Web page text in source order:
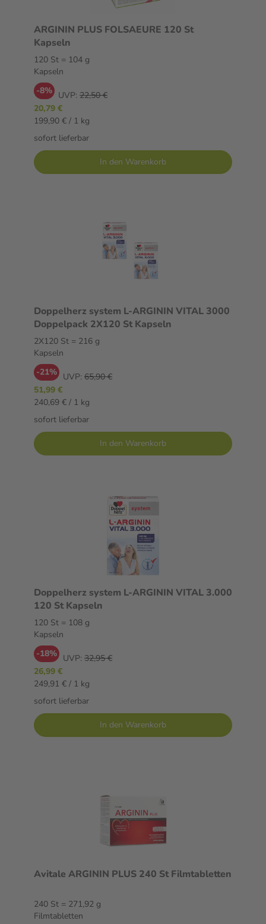
ARGININ PLUS FOLSAEURE 120 St
Kapseln
120 St = 104 g
Kapseln
-8% UVP: 22,50 €
20,79 €
199,90 € / 1 kg
sofort lieferbar
In den Warenkorb
Doppelherz system L-ARGININ VITAL 3000
Doppelpack 2X120 St Kapseln
2X120 St = 216 g
Kapseln
-21% UVP: 65,90 €
51,99 €
240,69 € / 1 kg
sofort lieferbar
In den Warenkorb
Doppelherz system L-ARGININ VITAL 3.000
120 St Kapseln
120 St = 108 g
Kapseln
-18% UVP: 32,95 €
26,99 €
249,91 € / 1 kg
sofort lieferbar
In den Warenkorb
Avitale ARGININ PLUS 240 St Filmtabletten
240 St = 271,92 g
Filmtabletten